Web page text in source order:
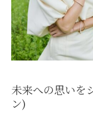
未来への思いを
ン)